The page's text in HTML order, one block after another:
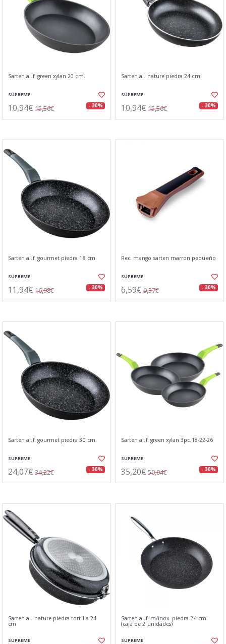
Sarten al.f. green xylan 20 cm.
SUPREME
10,94€ 15,56€ - 30%
Sarten al. nature piedra 24 cm.
SUPREME
10,94€ 15,56€ - 30%
Sarten al.f. gourmet piedra 18 cm.
SUPREME
11,94€ 16,98€ - 30%
Rec. mango sarten marron pequeño
SUPREME
6,59€ 9,37€ - 30%
Sarten al.f. gourmet piedra 30 cm.
SUPREME
24,07€ 34,22€ - 30%
Sarten al.f. green xylan 3pc.18-22-26
SUPREME
35,20€ 50,04€ - 30%
Sarten al. nature piedra tortilla 24
cm
SUPREME
Sarten al.f. m/inox. piedra 24 cm.
(caja de 2 unidades)
SUPREME